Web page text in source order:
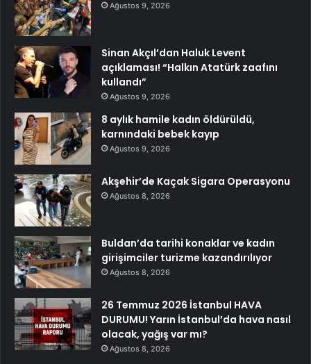
Ağustos 9, 2026
Sinan Akçıl’dan Haluk Levent
açıklaması! “Halkın Atatürk zaafını
kullandı”
Ağustos 9, 2026
8 aylık hamile kadın öldürüldü,
karnındaki bebek kayıp
Ağustos 9, 2026
Akşehir’de Kaçak Sigara Operasyonu
Ağustos 8, 2026
Buldan’da tarihi konaklar ve kadın
girişimciler turizme kazandırılıyor
Ağustos 8, 2026
26 Temmuz 2026 İstanbul HAVA
DURUMU! Yarın İstanbul’da hava nasıl
olacak, yağış var mı?
Ağustos 8, 2026